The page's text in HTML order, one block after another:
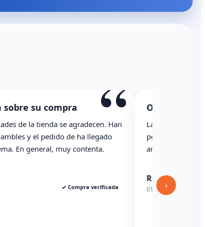
“
Opinión sobre su compra
La caja ha llegado con una raja importante, se
podría haber indicado revisado con
anterioridad
✓ Compra verificada
›